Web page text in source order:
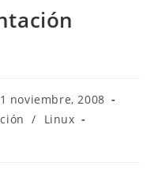
1 noviembre, 2008
/
Linux